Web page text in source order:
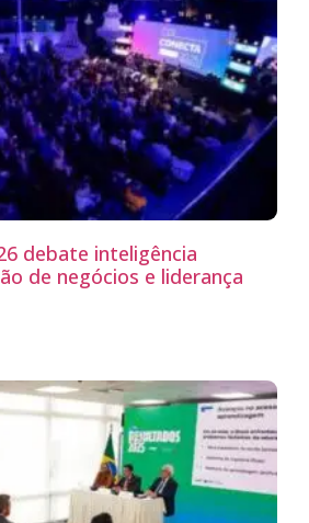
debate inteligência
de negócios e liderança